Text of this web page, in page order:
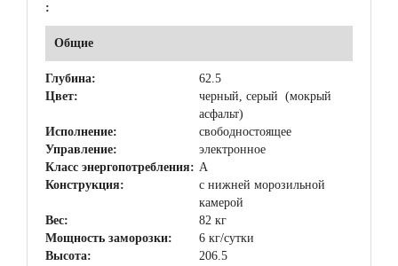
:
Общие
Глубина:
62.5
Цвет:
черный, серый (мокрый
асфальт)
Исполнение:
свободностоящее
Управление:
электронное
Класс энергопотребления: A
Конструкция:
с нижней морозильной
камерой
Вес:
82 кг
Мощность заморозки:
6 кг/сутки
Высота:
206.5